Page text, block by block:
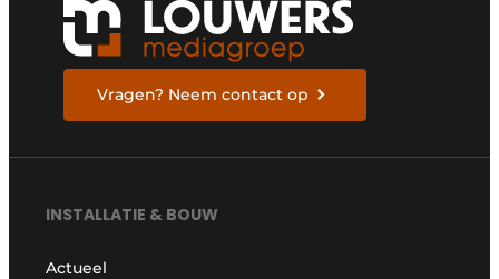
Vragen? Neem contact op
INSTALLATIE & BOUW
Actueel